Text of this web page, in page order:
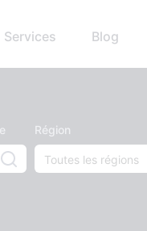
Services Blog
Région